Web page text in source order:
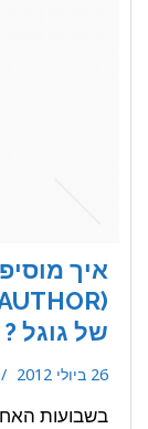
איך
של גוגל ?
26 ביולי 2012
בשבועות